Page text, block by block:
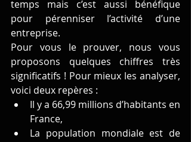
temps mais c’est aussi bénéfique
pour pérenniser l’activité d’une
entreprise.
Pour vous le prouver, nous vous
proposons quelques chiffres très
significatifs ! Pour mieux les analyser,
voici deux repères :
Il y a 66,99 millions d’habitants en
France,
La population mondiale est de